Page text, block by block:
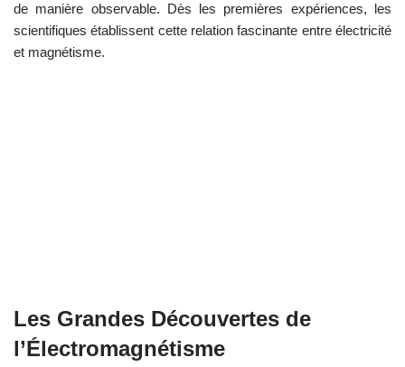
de manière observable. Dès les premières expériences, les
scientifiques établissent cette relation fascinante entre électricité
et magnétisme.
Les Grandes Découvertes de
l’Électromagnétisme